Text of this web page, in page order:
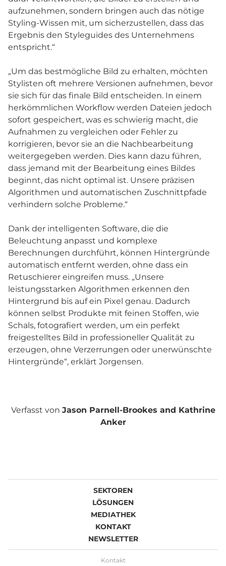
aufzunehmen, sondern bringen auch das nötige
Styling-Wissen mit, um sicherzustellen, dass das
Ergebnis den Styleguides des Unternehmens
entspricht.“
„Um das bestmögliche Bild zu erhalten, möchten
Stylisten oft mehrere Versionen aufnehmen, bevor
sie sich für das finale Bild entscheiden. In einem
herkömmlichen Workflow werden Dateien jedoch
sofort gespeichert, was es schwierig macht, die
Aufnahmen zu vergleichen oder Fehler zu
korrigieren, bevor sie an die Nachbearbeitung
weitergegeben werden. Dies kann dazu führen,
dass jemand mit der Bearbeitung eines Bildes
beginnt, das nicht optimal ist. Unsere präzisen
Algorithmen und automatischen Zuschnittpfade
verhindern solche Probleme.“
Dank der intelligenten Software, die die
Beleuchtung anpasst und komplexe
Berechnungen durchführt, können Hintergründe
automatisch entfernt werden, ohne dass ein
Retuschierer eingreifen muss. „Unsere
leistungsstarken Algorithmen erkennen den
Hintergrund bis auf ein Pixel genau. Dadurch
können selbst Produkte mit feinen Stoffen, wie
Schals, fotografiert werden, um ein perfekt
freigestelltes Bild in professioneller Qualität zu
erzeugen, ohne Verzerrungen oder unerwünschte
Hintergründe“, erklärt Jorgensen.
Verfasst von Jason Parnell-Brookes and Kathrine
Anker
SEKTOREN
LÖSUNGEN
MEDIATHEK
KONTAKT
NEWSLETTER
Kontakt